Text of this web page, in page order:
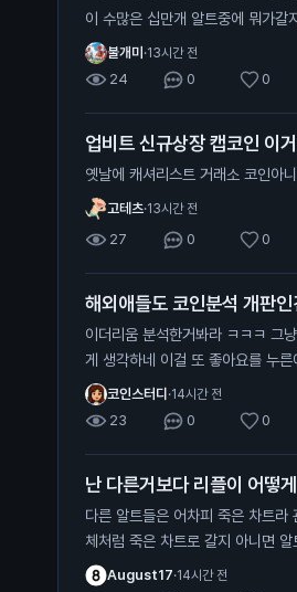
불개미 ·13시간 전
24 0 0
업비트 신규상장 캡코인 이
옛날에 캐셔리스트 거래소 코인아
고테츠·13시간 전
27 0 0
해외애들도 코인분석 개판
이더리움 분석한거봐라 ㅋㅋㅋ 그냥 과거 산모양 비슷하다고 저기서 지지해주고 올라갈거라고 단순하
게 생각하네 이걸 또 좋아요
코인스터디 ·14시간 전
23 0 0
난 다른거보다 리플이 어떻
다른 알트들은 어차피 죽은 차트라 관심없고,, 리플의 최후는 어떻게 될지 궁금
체처럼 죽은 차트로 갈지 아니면
August17·14시간 전